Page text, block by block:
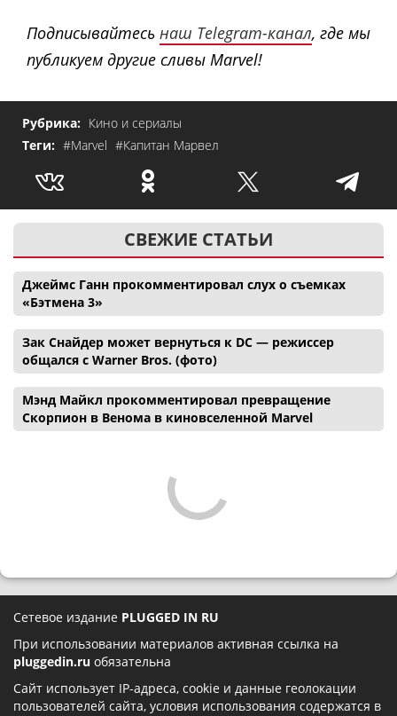
Подписывайтесь наш Telegram-канал, где мы
публикуем другие сливы Marvel!
Рубрика: Кино и сериалы
Теги: #Marvel #Капитан Марвел
СВЕЖИЕ СТАТЬИ
Джеймс Ганн прокомментировал слух о съемках
«Бэтмена 3»
Зак Снайдер может вернуться к DC — режиссер
общался с Warner Bros. (фото)
Мэнд Майкл прокомментировал превращение
Скорпион в Венома в киновселенной Marvel
Сетевое издание PLUGGED IN RU
При использовании материалов активная ссылка на
pluggedin.ru обязательна
Сайт использует IP-адреса, cookie и данные геолокации
пользователей сайта, условия использования содержатся в